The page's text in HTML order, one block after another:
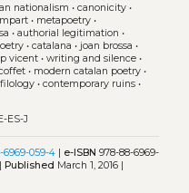
nationalism • canonicity•
• metapoetry•
• authorial legitimation •
• catalana • joan brossa •
vicent• writing and silence•
• modern catalan poetry•
• contemporary ruins•
ES-J
6969-059-4| e-ISBN 978-88-6969-
Published March 1, 2016 |